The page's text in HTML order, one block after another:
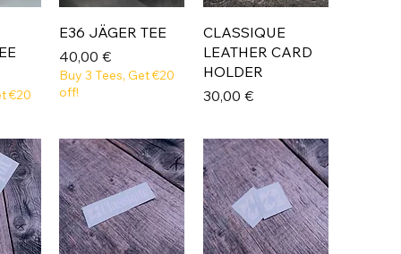
€20
E36 JÄGER TEE
Prix
40,00 €
Buy 3 Tees, Get €20
off!
CLASSIQUE
LEATHER CARD
HOLDER
Prix
30,00 €